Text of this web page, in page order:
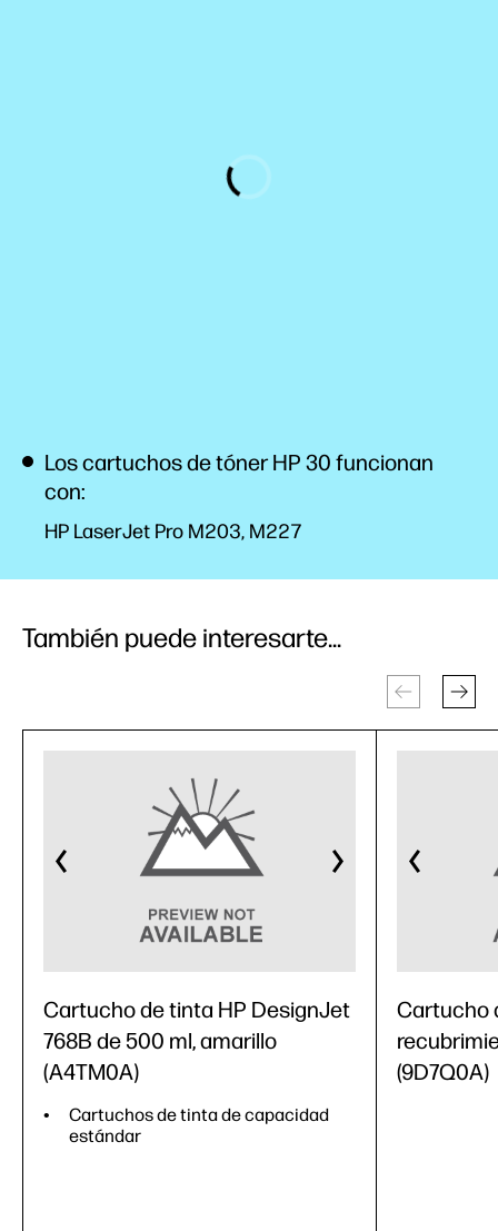
Los cartuchos de tóner HP 30 funcionan
con:
HP LaserJet Pro M203, M227
También puede interesarte...
Cartucho de tinta HP DesignJet
768B de 500 ml, amarillo
(A4TM0A)
Cartuchos de tinta de capacidad
estándar
Cartucho
(9D7Q0A)